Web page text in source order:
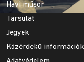
Havi műsor
Társulat
Jegyek
Közérdekű információk